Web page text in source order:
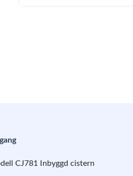
CJ781 Inbyggd cistern